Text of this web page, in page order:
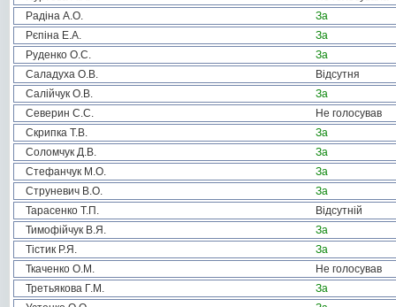
Радіна А.О.
За
Рєпіна Е.А.
За
Руденко О.С.
За
Саладуха О.В.
Відсутня
Салійчук О.В.
За
Северин С.С.
Не голосував
Скрипка Т.В.
За
Соломчук Д.В.
За
Стефанчук М.О.
За
Струневич В.О.
За
Тарасенко Т.П.
Відсутній
Тимофійчук В.Я.
За
Тістик Р.Я.
За
Ткаченко О.М.
Не голосував
Третьякова Г.М.
За